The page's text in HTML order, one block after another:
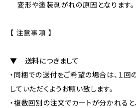
変形や塗装剥がれの原因となります。
【 注意事項 】
▼ 送料につきまして
・同梱での送付をご希望の場合は、１回
していただくようお願い致します。
・複数回別の注文でカートが分かれる